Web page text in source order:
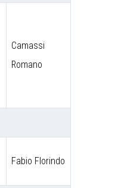
Camassi
Romano
Fabio Florindo